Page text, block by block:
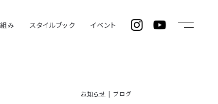
み スタイルブック イベント
お知らせ ブログ